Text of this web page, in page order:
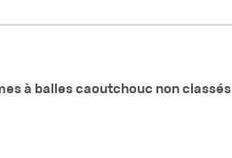
à balles caoutchouc non classés